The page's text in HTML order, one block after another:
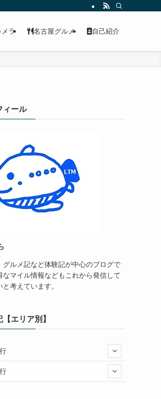
メラ 名古屋グルメ 自己紹介
ィール
グルメ記など体験記が中心のブログで
なマイル情報などもこれから発信して
と考えています。
エリア別】